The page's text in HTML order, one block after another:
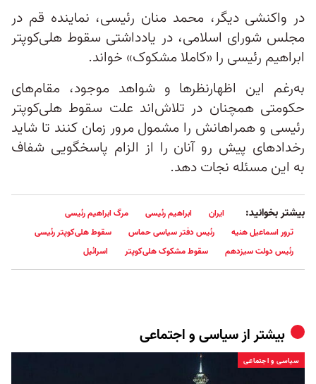
در واکنشی دیگر، محمد منان رئیسی، نماینده قم در
مجلس شورای اسلامی، در یادداشتی سقوط هلی‌کوپتر
ابراهیم رئیسی را «کاملا مشکوک» خواند.
به‌رغم این اظهارنظرها و شواهد موجود، مقام‌های
حکومتی همچنان در تلاش‌اند علت سقوط هلی‌کوپتر
رئیسی و همراهانش را مشمول مرور زمان کنند تا شاید
رخدادهای پیش‌ رو آنان را از الزام پاسخگویی شفاف
به این مسئله نجات دهد.
بیشتر بخوانید: ایران ابراهیم رئیسی
مرگ ابراهیم رئیسی
ترور اسماعیل هنیه
رئیس دفتر سیاسی حماس
سقوط هلی‌کوپتر رئیسی
رئیس دولت سیزدهم
سقوط مشکوک هلی‌کوپتر اسرائیل
بیشتر ازسیاسی و اجتماعی
سیاسی و اجتماعی